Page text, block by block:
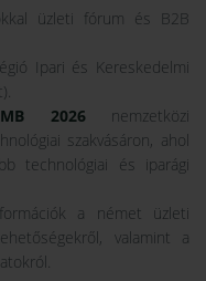
üzleti fórum és B2B
Ipari és Kereskedelmi
2026nemzetközi
szakvásáron, ahol
technológiai és iparági
a német üzleti
valamint a